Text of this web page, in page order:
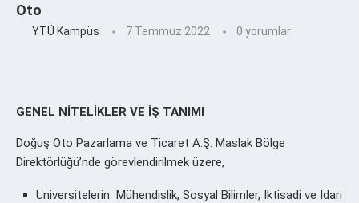
Oto
YTÜ Kampüs 7 Temmuz 2022 0 yorumlar
GENEL NİTELİKLER VE İŞ TANIMI
Doğuş Oto Pazarlama ve Ticaret A.Ş. Maslak Bölge
Direktörlüğü’nde görevlendirilmek üzere,
Üniversitelerin Mühendislik, Sosyal Bilimler, İktisadi ve İdari